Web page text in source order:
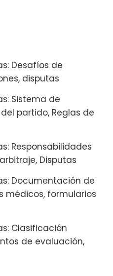
Desafíos de
disputas
Sistema de
partido, Reglas de
Responsabilidades
Disputas
Documentación de
médicos, formularios
Clasificación
de evaluación,